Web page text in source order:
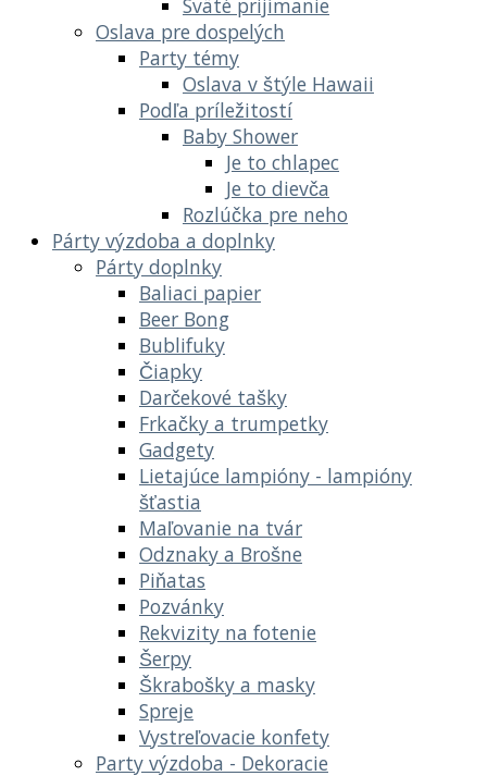
Oslava pre dospelých
Party témy
Oslava v štýle Hawaii
Podľa príležitostí
Baby Shower
Je to chlapec
Je to dievča
Rozlúčka pre neho
Párty výzdoba a doplnky
Párty doplnky
Baliaci papier
Beer Bong
Bublifuky
Čiapky
Darčekové tašky
Frkačky a trumpetky
Gadgety
Lietajúce lampióny - lampióny
šťastia
Maľovanie na tvár
Odznaky a Brošne
Piňatas
Pozvánky
Rekvizity na fotenie
Šerpy
Škrabošky a masky
Spreje
Vystreľovacie konfety
Party výzdoba - Dekoracie